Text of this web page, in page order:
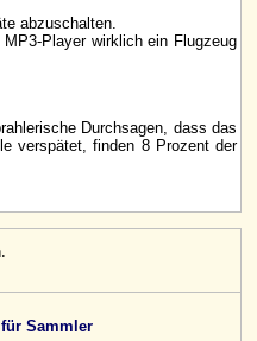
abzuschalten.
Player wirklich ein Flugzeug
Durchsagen, dass das
verspätet, finden 8 Prozent der
Sammler